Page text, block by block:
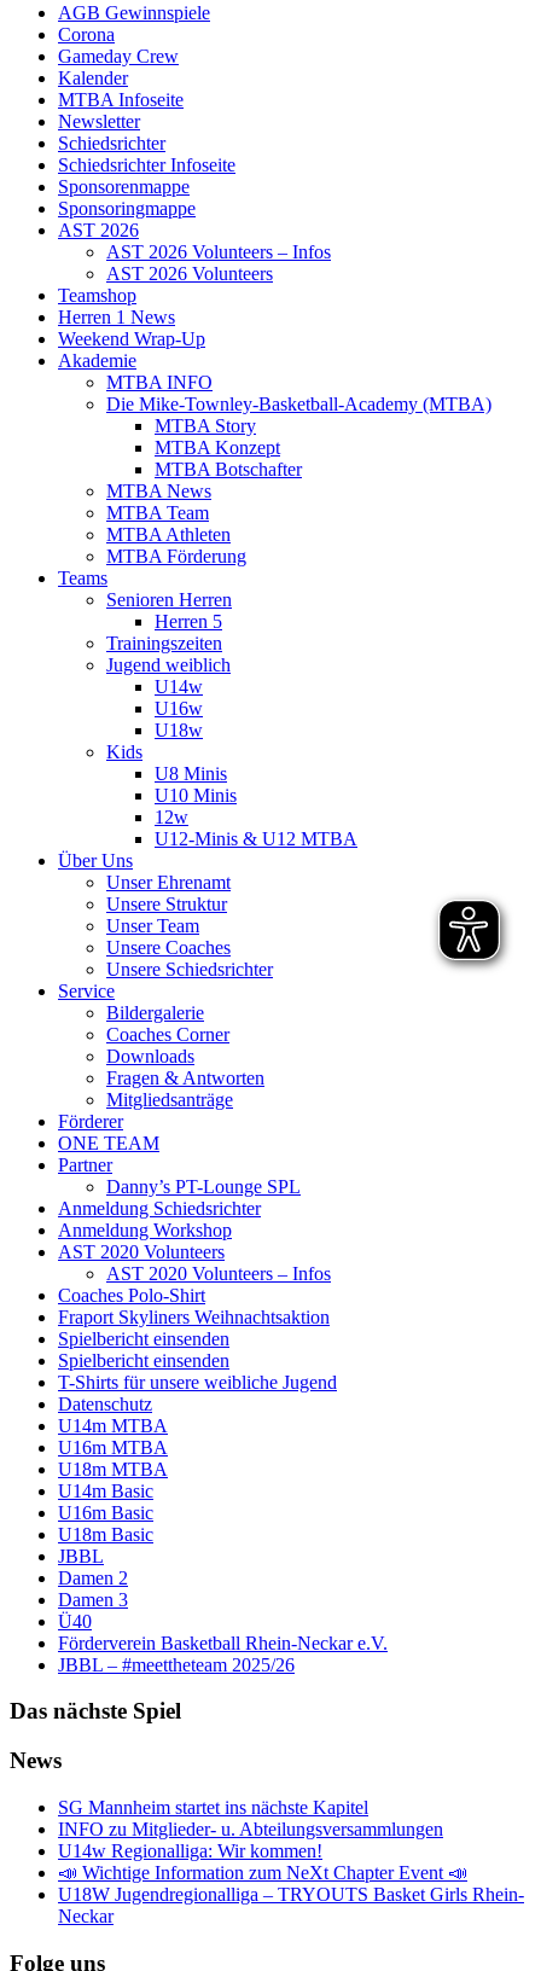
AGB Gewinnspiele
Corona
Gameday Crew
Kalender
MTBA Infoseite
Newsletter
Schiedsrichter
Schiedsrichter Infoseite
Sponsorenmappe
Sponsoringmappe
AST 2026
AST 2026 Volunteers – Infos
AST 2026 Volunteers
Teamshop
Herren 1 News
Weekend Wrap-Up
Akademie
MTBA INFO
Die Mike-Townley-Basketball-Academy (MTBA)
MTBA Story
MTBA Konzept
MTBA Botschafter
MTBA News
MTBA Team
MTBA Athleten
MTBA Förderung
Teams
Senioren Herren
Herren 5
Trainingszeiten
Jugend weiblich
U14w
U16w
U18w
Kids
U8 Minis
U10 Minis
12w
U12-Minis & U12 MTBA
Über Uns
Unser Ehrenamt
Unsere Struktur
Unser Team
Unsere Coaches
Unsere Schiedsrichter
Service
Bildergalerie
Coaches Corner
Downloads
Fragen & Antworten
Mitgliedsanträge
Förderer
ONE TEAM
Partner
Danny’s PT-Lounge SPL
Anmeldung Schiedsrichter
Anmeldung Workshop
AST 2020 Volunteers
AST 2020 Volunteers – Infos
Coaches Polo-Shirt
Fraport Skyliners Weihnachtsaktion
Spielbericht einsenden
Spielbericht einsenden
T-Shirts für unsere weibliche Jugend
Datenschutz
U14m MTBA
U16m MTBA
U18m MTBA
U14m Basic
U16m Basic
U18m Basic
JBBL
Damen 2
Damen 3
Ü40
Förderverein Basketball Rhein-Neckar e.V.
JBBL – #meettheteam 2025/26
Das nächste Spiel
News
SG Mannheim startet ins nächste Kapitel
INFO zu Mitglieder- u. Abteilungsversammlungen
U14w Regionalliga: Wir kommen!
📣 Wichtige Information zum NeXt Chapter Event 📣
U18W Jugendregionalliga – TRYOUTS Basket Girls Rhein-
Neckar
Folge uns